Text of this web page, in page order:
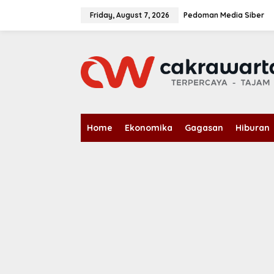
Friday, August 7, 2026 Pedoman Media Siber
Home Ekonomika Gagasan Hiburan